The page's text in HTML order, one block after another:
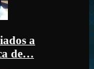
a
de…